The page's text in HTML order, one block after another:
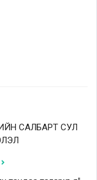
САЛБАРТ СУЛ